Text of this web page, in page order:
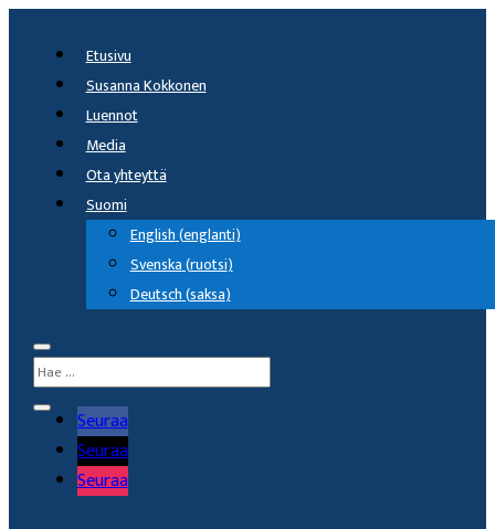
Etusivu
Susanna Kokkonen
Luennot
Media
Ota yhteyttä
Suomi
English(englanti)
Svenska(ruotsi)
Deutsch(saksa)
Seuraa
Seuraa
Seuraa